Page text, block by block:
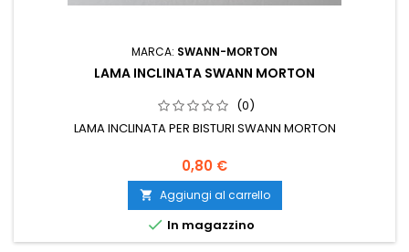
MARCA: SWANN-MORTON
LAMA INCLINATA SWANN MORTON
(0)
LAMA INCLINATA PER BISTURI SWANN MORTON
0,80 €
 Aggiungi al carrello
 In magazzino